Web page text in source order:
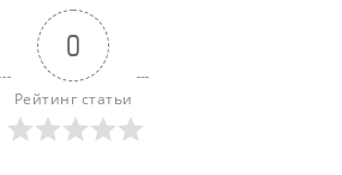
0
Рейтинг статьи